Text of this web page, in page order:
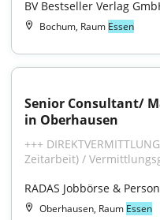
BV Bestseller Verlag
Bochum, Raum Essen
Senior Consultant/
in Oberhausen
+++
Zeitarbeit) /
RADAS Jobbörse &
Oberhausen, Raum Essen